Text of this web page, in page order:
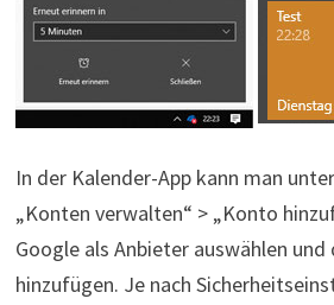
In der Kalender-App kann man
„Konten verwalten“ > „Konto
Google als Anbieter auswählen
hinzufügen. Je nach